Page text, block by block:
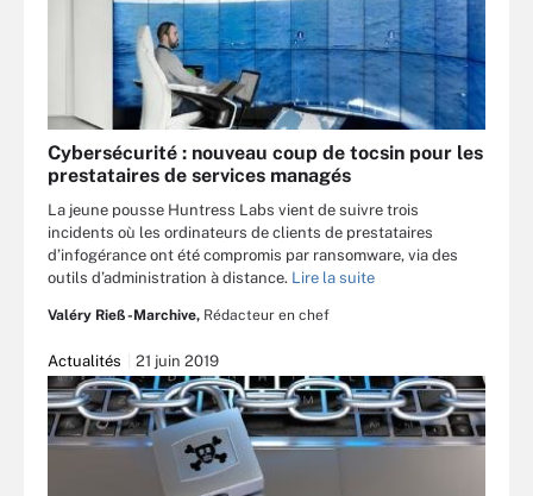
Cybersécurité : nouveau coup de tocsin pour les
prestataires de services managés
La jeune pousse Huntress Labs vient de suivre trois
incidents où les ordinateurs de clients de prestataires
d’infogérance ont été compromis par ransomware, via des
outils d’administration à distance. Lire la suite
Valéry Rieß-Marchive, Rédacteur en chef
Actualités 21 juin 2019